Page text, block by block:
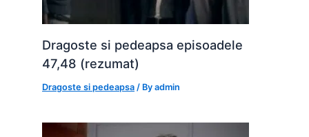
Dragoste si pedeapsa episoadele
47,48 (rezumat)
Dragoste si pedeapsa / Byadmin